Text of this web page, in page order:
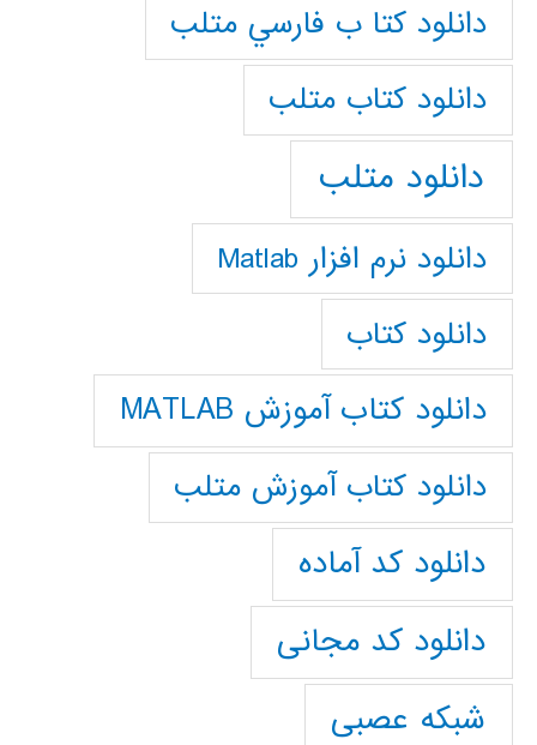
دانلود كتا ب فارسي متلب
دانلود كتاب متلب
دانلود متلب
دانلود نرم افزار Matlab
دانلود کتاب
دانلود کتاب آموزش MATLAB
دانلود کتاب آموزش متلب
دانلود کد آماده
دانلود کد مجانی
شبکه عصبی